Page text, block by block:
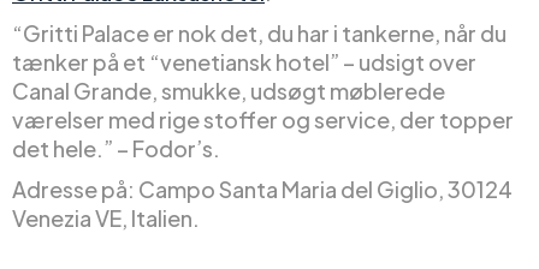
“Gritti Palace er nok det, du har i tankerne, når du
tænker på et “venetiansk hotel” – udsigt over
Canal Grande, smukke, udsøgt møblerede
værelser med rige stoffer og service, der topper
det hele.” – Fodor’s.
Adresse på: Campo Santa Maria del Giglio, 30124
Venezia VE, Italien.